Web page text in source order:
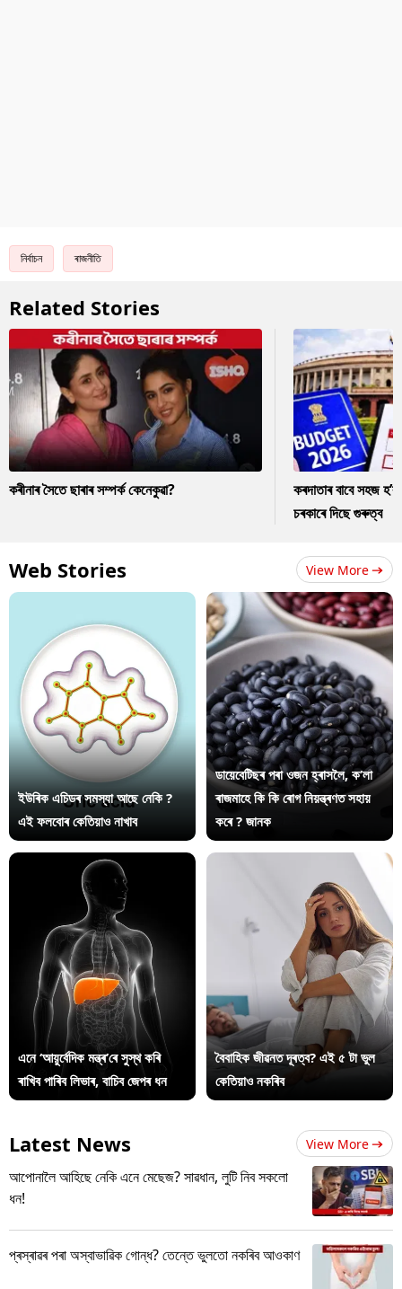
নিৰ্বাচন ৰাজনীতি
Related Stories
কৰীনাৰ সৈতে ছাৰাৰ সম্পৰ্ক কেনেকুৱা?
কৰদাতাৰ বাবে সহজ
চৰকাৰে দিছে গুৰুত্ব
Web Stories View More
ইউৰিক এচিডৰ সমস্যা আছে নেকি ?
এই ফলবোৰ কেতিয়াও নাখাব
ডায়েবেটিছৰ পৰা ওজন হ্ৰাসলৈ, ক’লা
ৰাজমাহে কি কি ৰোগ নিয়ন্ত্ৰণত সহায়
কৰে ? জানক
এনে ‘আয়ুৰ্বেদিক মন্ত্ৰ’ৰে সুস্থ কৰি
ৰাখিব পাৰিব লিভাৰ, বাচিব জেপৰ ধন
বৈবাহিক জীৱনত দূৰত্ব? এই ৫ টা ভুল
কেতিয়াও নকৰিব
Latest News View More
আপোনালৈ আহিছে নেকি এনে মেছেজ? সাৱধান, লুটি নিব সকলো
ধন!
প্ৰস্ৰাৱৰ পৰা অস্বাভাৱিক গোন্ধ? তেন্তে ভুলতো নকৰিব আওকাণ